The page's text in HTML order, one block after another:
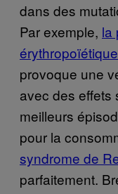
dans des
Par exemple, la
érythropoïétique
provoque une
avec des effets
meilleurs
pour la
syndrome de
parfaitement.